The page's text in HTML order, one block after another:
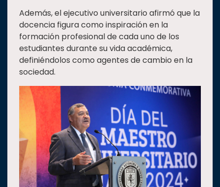
Además, el ejecutivo universitario afirmó que la
docencia figura como inspiración en la
formación profesional de cada uno de los
estudiantes durante su vida académica,
definiéndolos como agentes de cambio en la
sociedad.